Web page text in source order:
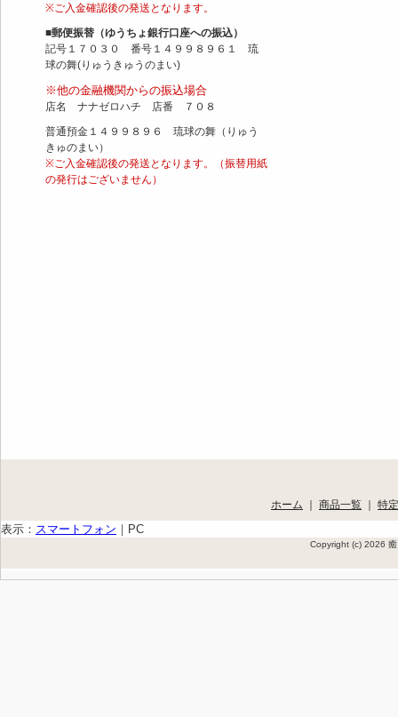
※ご入金確認後の発送となります。
■郵便振替（ゆうちょ銀行口座への振込）
記号１７０３０ 番号１４９９８９６１ 琉
球の舞(りゅうきゅうのまい)
※他の金融機関からの振込場合
店名 ナナゼロハチ 店番 ７０８
普通預金１４９９８９６ 琉球の舞（りゅう
きゅのまい）
※ご入金確認後の発送となります。（振替用紙
の発行はございません）
ホーム ｜ 商品一覧 ｜ 特
表示： スマートフォン ｜ PC
Copyright (c) 2026